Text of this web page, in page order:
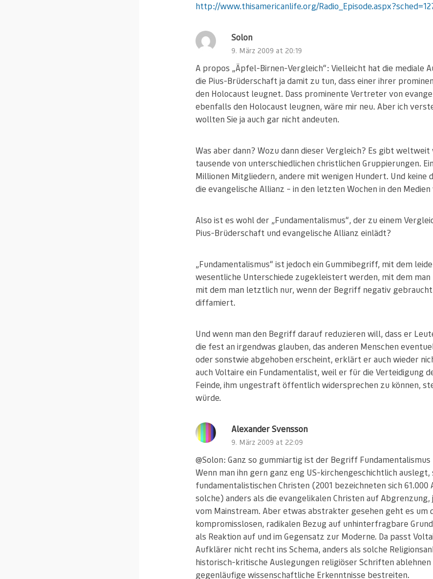
http://www.thisamericanlife.org/
Solon
9. März 2009 at 20:19
A propos „Äpfel-Birnen-Vergleich“: Vielleicht hat die mediale
die Pius-Brüderschaft ja damit zu tun, dass einer ihrer
den Holocaust leugnet. Dass prominente Vertreter von
ebenfalls den Holocaust leugnen, wäre mir neu. Aber ich
wollten Sie ja auch gar nicht andeuten.
Was aber dann? Wozu dann dieser Vergleich? Es gibt
tausende von unterschiedlichen christlichen Gruppierungen.
Millionen Mitgliedern, andere mit wenigen Hundert. Und keine
die evangelische Allianz – in den letzten Wochen in den Medien
Also ist es wohl der „Fundamentalismus“, der zu einem
Pius-Brüderschaft und evangelische Allianz einlädt?
„Fundamentalismus“ ist jedoch ein Gummibegriff, mit dem
wesentliche Unterschiede zugekleistert werden, mit dem
mit dem man letztlich nur, wenn der Begriff negativ
diffamiert.
Und wenn man den Begriff darauf reduzieren will, dass er
die fest an irgendwas glauben, das anderen Menschen
oder sonstwie abgehoben erscheint, erklärt er auch wieder
auch Voltaire ein Fundamentalist, weil er für die Verteidigung
Feinde, ihm ungestraft öffentlich widersprechen zu können,
würde.
Alexander Svensson
9. März 2009 at 22:09
@Solon: Ganz so gummiartig ist der Begriff Fundamentalismus
Wenn man ihn gern ganz eng US-kirchengeschichtlich auslegt,
fundamentalistischen Christen (2001 bezeichneten sich 61.000
solche) anders als die evangelikalen Christen auf
vom Mainstream. Aber etwas abstrakter gesehen geht es um
kompromisslosen, radikalen Bezug auf unhinterfragbare
als Reaktion auf und im Gegensatz zur Moderne. Da passt
Aufklärer nicht recht ins Schema, anders als solche
historisch-kritische Auslegungen religiöser Schriften ablehnen
gegenläufige wissenschaftliche Erkenntnisse bestreiten.